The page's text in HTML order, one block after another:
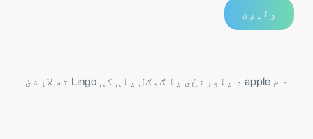
د م apple ه پلورنځي یا ګوګل پلی کې Lingo ته لاړشئ